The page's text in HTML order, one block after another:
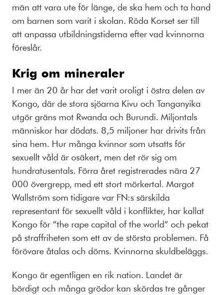
män att vara ute för länge, de ska hem och ta hand
om barnen som varit i skolan. Röda Korset ser till
att anpassa utbildningstiderna efter vad kvinnorna
föreslår.
Krig om mineraler
I mer än 20 år har det varit oroligt i östra delen av
Kongo, där de stora sjöarna Kivu och Tanganyika
utgör gräns mot Rwanda och Burundi. Miljontals
människor har dödats. 8,5 miljoner har drivits från
sina hem. Hur många kvinnor som utsatts för
sexuellt våld är osäkert, men det rör sig om
hundratusentals. Förra året registrerades nära 27
000 övergrepp, med ett stort mörkertal. Margot
Wallström som tidigare var FN:s särskilda
representant för sexuellt våld i konflikter, har kallat
Kongo för ”the rape capital of the world” och pekat
på straffriheten som ett av de största problemen. Få
förövare åtalas och döms. Kvinnorna skuldbeläggs.
Kongo är egentligen en rik nation. Landet är
bördigt och många grödor kan skördas tre gånger